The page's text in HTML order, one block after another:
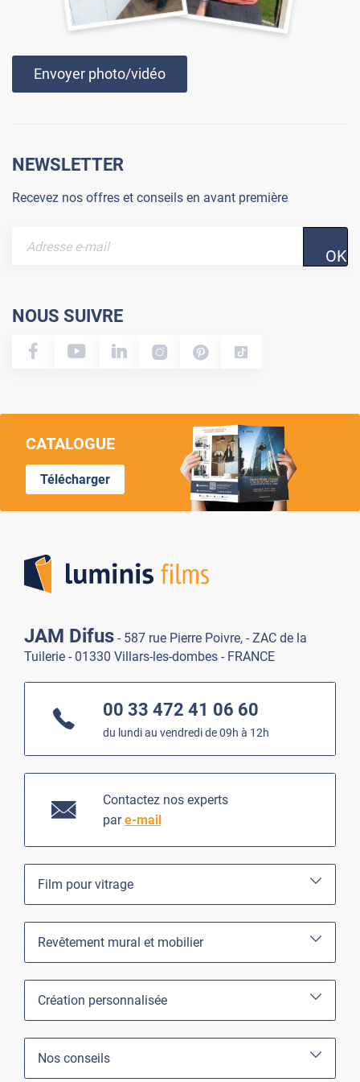
Envoyer photo/vidéo
NEWSLETTER
Recevez nos offres et conseils en avant première
OK
NOUS SUIVRE
CATALOGUE
Télécharger
JAM Difus - 587 rue Pierre Poivre, - ZAC de la
Tuilerie - 01330 Villars-les-dombes - FRANCE
00 33 472 41 06 60
du lundi au vendredi de 09h à 12h
Contactez nos experts
pare-mail
Film pour vitrage
Revêtement mural et mobilier
Création personnalisée
Nos conseils